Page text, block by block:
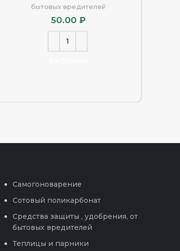
бытовых вредителей
50.00 ₽
Самогоноварение
Сотовый поликарбонат
Средства защиты , удобрения, от
бытовых вредителей
Теплицы и парники